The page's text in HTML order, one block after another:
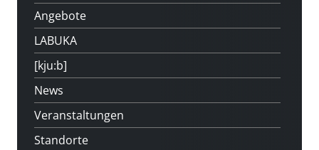
Angebote
LABUKA
[kju:b]
News
Veranstaltungen
Standorte